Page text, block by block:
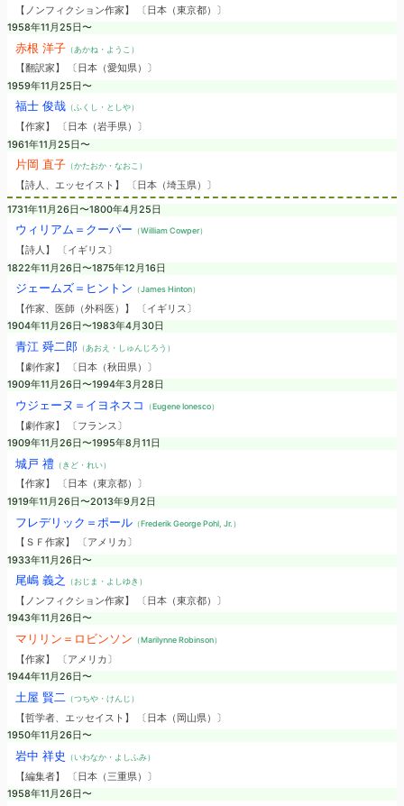
【ノンフィクション作家】 〔日本（東京都）〕
1958年11月25日〜
赤根 洋子（あかね・ようこ）
【翻訳家】 〔日本（愛知県）〕
1959年11月25日〜
福士 俊哉（ふくし・としや）
【作家】 〔日本（岩手県）〕
1961年11月25日〜
片岡 直子（かたおか・なおこ）
【詩人、エッセイスト】 〔日本（埼玉県）〕
1731年11月26日〜1800年4月25日
ウィリアム＝クーパー （William Cowper）
【詩人】 〔イギリス〕
1822年11月26日〜1875年12月16日
ジェームズ＝ヒントン （James Hinton）
【作家、医師（外科医）】 〔イギリス〕
1904年11月26日〜1983年4月30日
青江 舜二郎（あおえ・しゅんじろう）
【劇作家】 〔日本（秋田県）〕
1909年11月26日〜1994年3月28日
ウジェーヌ＝イヨネスコ （Eugene Ionesco）
【劇作家】 〔フランス〕
1909年11月26日〜1995年8月11日
城戸 禮 （きど・れい）
【作家】 〔日本（東京都）〕
1919年11月26日〜2013年9月2日
フレデリック＝ポール（Frederik George Pohl, Jr.）
【ＳＦ作家】 〔アメリカ〕
1933年11月26日〜
尾嶋 義之 （おじま・よしゆき）
【ノンフィクション作家】 〔日本（東京都）〕
1943年11月26日〜
マリリン＝ロビンソン （Marilynne Robinson）
【作家】 〔アメリカ〕
1944年11月26日〜
土屋 賢二 （つちや・けんじ）
【哲学者、エッセイスト】 〔日本（岡山県）〕
1950年11月26日〜
岩中 祥史 （いわなか・よしふみ）
【編集者】 〔日本（三重県）〕
1958年11月26日〜